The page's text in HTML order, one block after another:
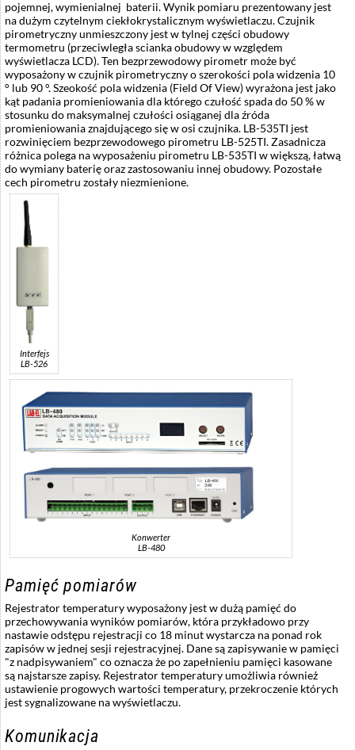
pojemnej, wymienialnej baterii. Wynik pomiaru prezentowany jest
na dużym czytelnym ciekłokrystalicznym wyświetlaczu. Czujnik
pirometryczny unmieszczony jest w tylnej części obudowy
termometru (przeciwległa scianka obudowy w względem
wyświetlacza LCD). Ten bezprzewodowy pirometr może być
wyposażony w czujnik pirometryczny o szerokości pola widzenia 10
° lub 90 °. Szeokość pola widzenia (Field Of View) wyrażona jest jako
kąt padania promieniowania dla którego czułość spada do 50 % w
stosunku do maksymalnej czułości osiąganej dla źróda
promieniowania znajdującego się w osi czujnika. LB-535TI jest
rozwinięciem bezprzewodowego pirometru LB-525TI. Zasadnicza
różnica polega na wyposażeniu pirometru LB-535TI w większą, łatwą
do wymiany baterię oraz zastosowaniu innej obudowy. Pozostałe
cech pirometru zostały niezmienione.
Interfejs
LB-526
Konwerter
LB-480
Pamięć pomiarów
Rejestrator temperatury wyposażony jest w dużą pamięć do
przechowywania wyników pomiarów, która przykładowo przy
nastawie odstępu rejestracji co 18 minut wystarcza na ponad rok
zapisów w jednej sesji rejestracyjnej. Dane są zapisywanie w pamięci
"z nadpisywaniem" co oznacza że po zapełnieniu pamięci kasowane
są najstarsze zapisy. Rejestrator temperatury umożliwia również
ustawienie progowych wartości temperatury, przekroczenie których
jest sygnalizowane na wyświetlaczu.
Komunikacja